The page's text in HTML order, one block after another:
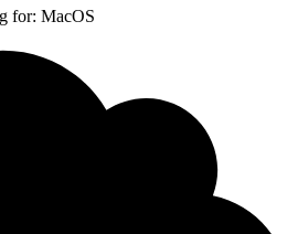
for: MacOS